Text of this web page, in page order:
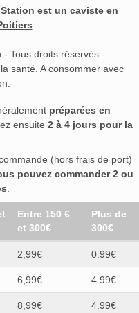
est un caviste en
Tous droits réservés
santé. A consommer avec
préparées en
ensuite 2 à 4 jours pour la
(hors frais de port)
pouvez commander 2 ou
.
Entre 150 €
et 300€
Plus de
300€
2,99€ 0.99€
6,99€ 4.99€
8,99€ 4.99€